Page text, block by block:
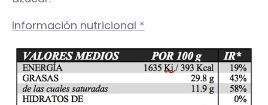
Información nutricional *